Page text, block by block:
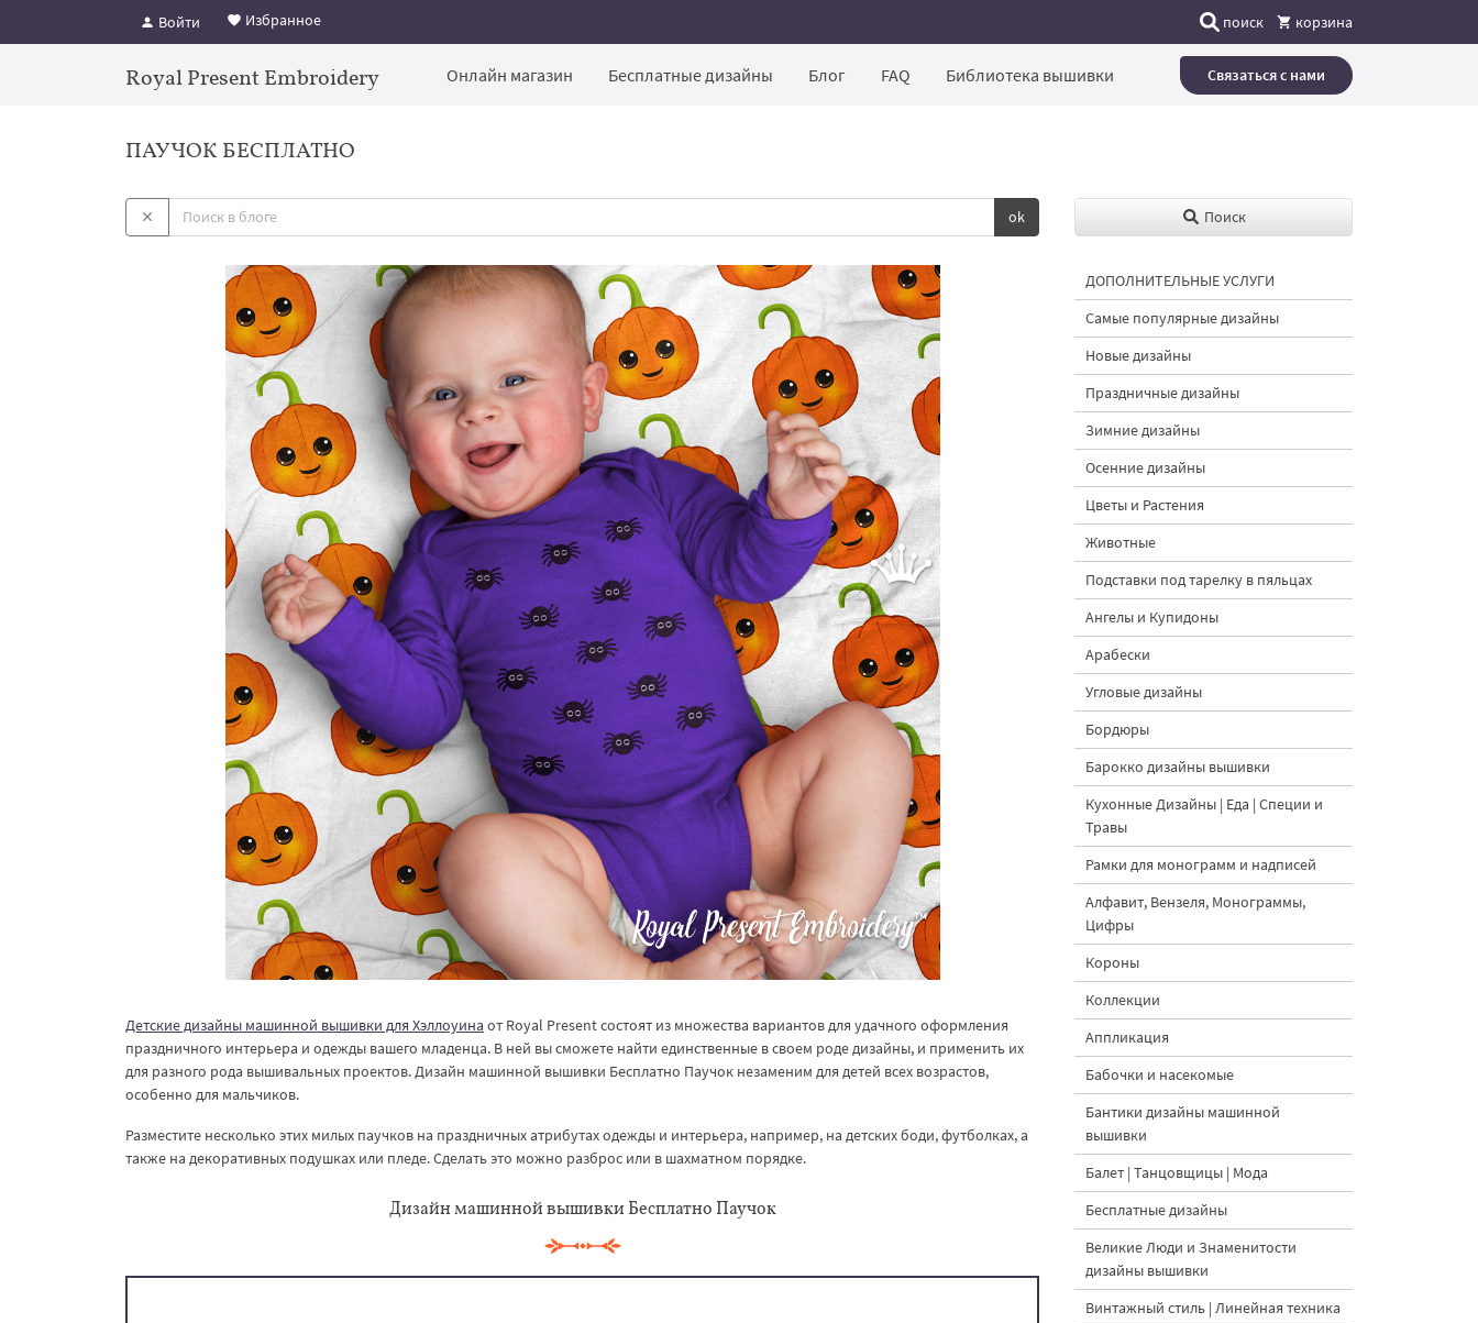
Войти Избранное поиск корзина
Royal Present Embroidery Онлайн магазин Бесплатные дизайны Блог FAQ Библиотека вышивки Связаться с нами
ПАУЧОК БЕСПЛАТНО
ok
Детские дизайны машинной вышивки для Хэллоуина от Royal Present состоят из множества вариантов для удачного оформления
праздничного интерьера и одежды вашего младенца. В ней вы сможете найти единственные в своем роде дизайны, и применить их
для разного рода вышивальных проектов. Дизайн машинной вышивки Бесплатно Паучок незаменим для детей всех возрастов,
особенно для мальчиков.
Разместите несколько этих милых паучков на праздничных атрибутах одежды и интерьера, например, на детских боди, футболках, а
также на декоративных подушках или пледе. Сделать это можно разброс или в шахматном порядке.
Дизайн машинной вышивки Бесплатно Паучок
Поиск
ДОПОЛНИТЕЛЬНЫЕ УСЛУГИ
Самые популярные дизайны
Новые дизайны
Праздничные дизайны
Зимние дизайны
Осенние дизайны
Цветы и Растения
Животные
Подставки под тарелку в пяльцах
Ангелы и Купидоны
Арабески
Угловые дизайны
Бордюры
Барокко дизайны вышивки
Кухонные Дизайны | Еда | Специи и
Травы
Рамки для монограмм и надписей
Алфавит, Вензеля, Монограммы,
Цифры
Короны
Коллекции
Аппликация
Бабочки и насекомые
Бантики дизайны машинной
вышивки
Балет | Танцовщицы | Мода
Бесплатные дизайны
Великие Люди и Знаменитости
дизайны вышивки
Винтажный стиль | Линейная техника